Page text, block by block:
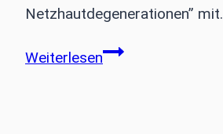
Netzhautdegenerationen” mit.
WeiterlesenPro